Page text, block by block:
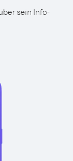
sein Info-